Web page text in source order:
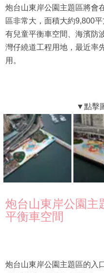
炮台山東岸公園主題區將會
區非常大，面積大約9,800
有兒童平衡車空間、海濱防
灣仔繞道工程用地，最近率
用。
炮台山東岸公園主
平衡車空間
炮台山東岸公園主題區的入